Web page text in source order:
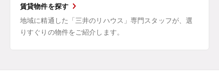
賃貸物件を探す
地域に精通した「三井のリハウス」専門スタッフが、選
りすぐりの物件をご紹介します。